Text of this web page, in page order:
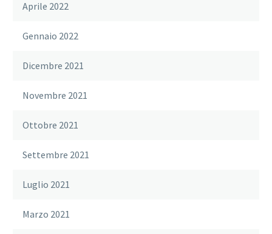
Aprile 2022
Gennaio 2022
Dicembre 2021
Novembre 2021
Ottobre 2021
Settembre 2021
Luglio 2021
Marzo 2021